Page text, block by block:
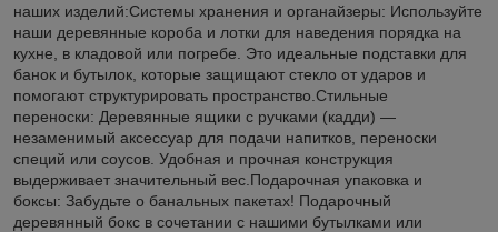
наших изделий:Системы хранения и органайзеры: Используйте
наши деревянные короба и лотки для наведения порядка на
кухне, в кладовой или погребе. Это идеальные подставки для
банок и бутылок, которые защищают стекло от ударов и
помогают структурировать пространство.Стильные
переноски: Деревянные ящики с ручками (кадди) —
незаменимый аксессуар для подачи напитков, переноски
специй или соусов. Удобная и прочная конструкция
выдерживает значительный вес.Подарочная упаковка и
боксы: Забудьте о банальных пакетах! Подарочный
деревянный бокс в сочетании с нашими бутылками или